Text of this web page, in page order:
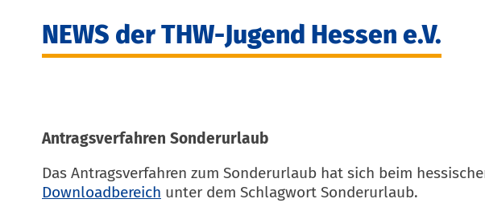
NEWS der THW-Jugend Hessen e.V.
Antragsverfahren Sonderurlaub
Das Antragsverfahren zum Sonderurlaub hat sich beim
Downloadbereich unter dem Schlagwort Sonderurlaub.